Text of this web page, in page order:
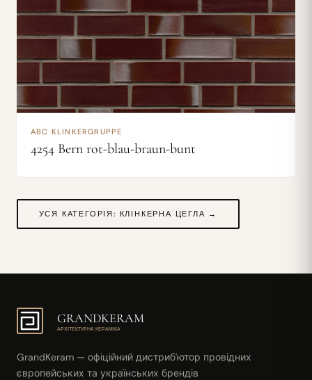
ABC KLINKERGRUPPE
4254 Bern rot-blau-braun-bunt
УСЯ КАТЕГОРІЯ: КЛІНКЕРНА ЦЕГЛА →
GRANDKERAM
АРХІТЕКТУРНА КЕРАМІКА
GrandKeram — офіційний дистриб'ютор провідних
європейських та українських брендів